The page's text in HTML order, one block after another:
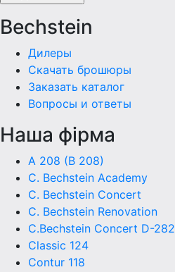
Bechstein
Дилеры
Скачать брошюры
Заказать каталог
Вопросы и ответы
Наша фiрма
A 208 (B 208)
C. Bechstein Academy
C. Bechstein Concert
C. Bechstein Renovation
C.Bechstein Concert D-282
Classic 124
Contur 118